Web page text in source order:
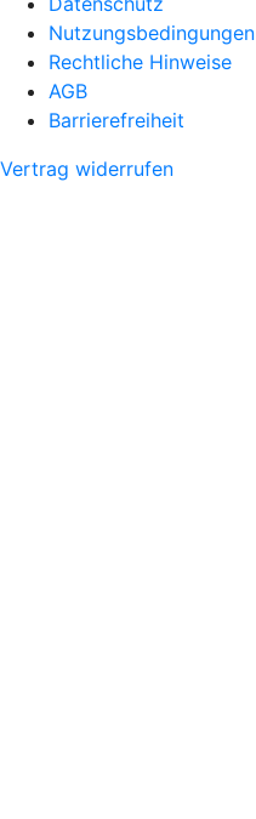
Nutzungsbedingungen
Rechtliche Hinweise
AGB
Barrierefreiheit
Vertrag widerrufen